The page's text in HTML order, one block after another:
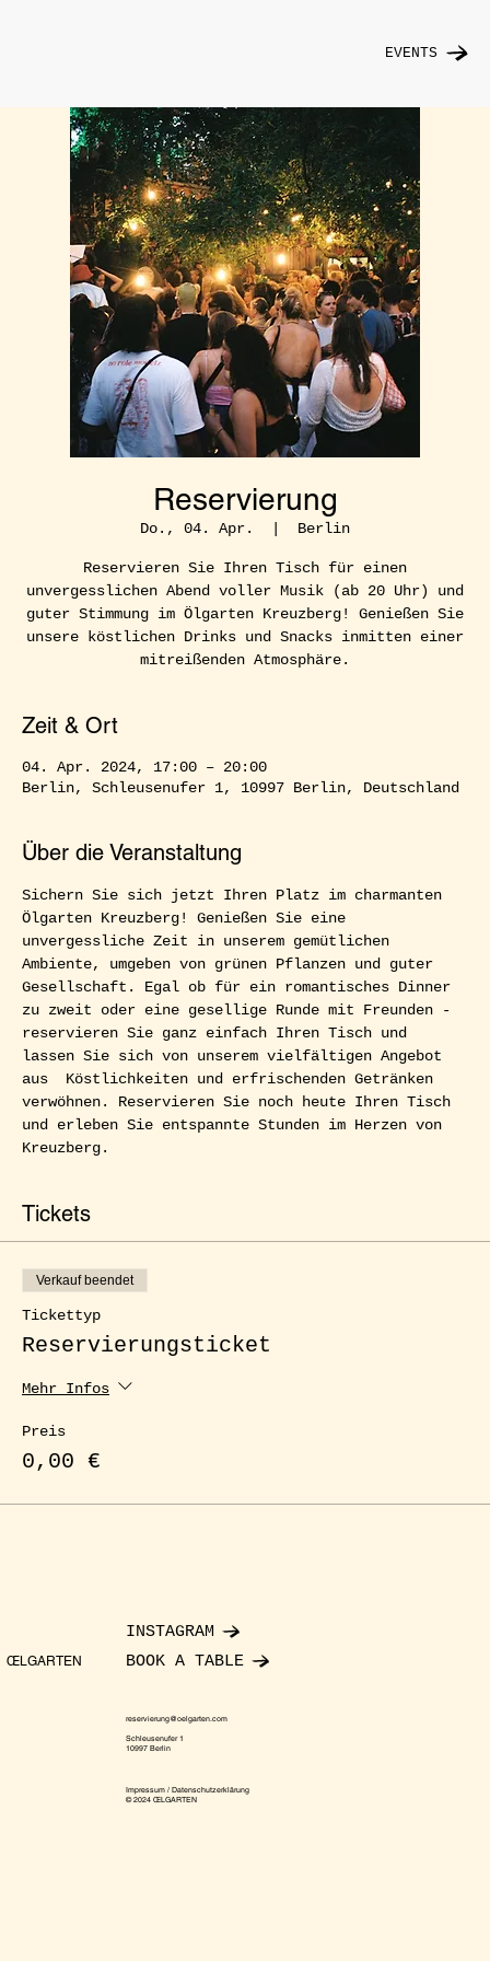
EVENTS
Reservierung
Do., 04. Apr.
  |
Berlin
Reservieren Sie Ihren Tisch für einen
unvergesslichen Abend voller Musik (ab 20 Uhr) und
guter Stimmung im Ölgarten Kreuzberg! Genießen Sie
unsere köstlichen Drinks und Snacks inmitten einer
mitreißenden Atmosphäre.
Zeit & Ort
04. Apr. 2024, 17:00 – 20:00
Berlin, Schleusenufer 1, 10997 Berlin, Deutschland
Über die Veranstaltung
Sichern Sie sich jetzt Ihren Platz im charmanten
Ölgarten Kreuzberg! Genießen Sie eine
unvergessliche Zeit in unserem gemütlichen
Ambiente, umgeben von grünen Pflanzen und guter
Gesellschaft. Egal ob für ein romantisches Dinner
zu zweit oder eine gesellige Runde mit Freunden -
reservieren Sie ganz einfach Ihren Tisch und
lassen Sie sich von unserem vielfältigen Angebot
aus  Köstlichkeiten und erfrischenden Getränken
verwöhnen. Reservieren Sie noch heute Ihren Tisch
und erleben Sie entspannte Stunden im Herzen von
Kreuzberg.
Tickets
Verkauf beendet
Tickettyp
Reservierungsticket
Mehr Infos
Preis
0,00 €
ŒLGARTEN
INSTAGRAM
BOOK A TABLE
reservierung@oelgarten.com
Schleusenufer 1
10997 Berlin
Impressum / Datenschutzerklärung
© 2024 ŒLGARTEN